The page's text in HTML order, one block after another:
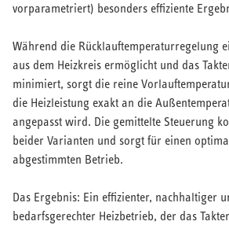
vorparametriert) besonders effiziente
Während die Rücklauftemperaturregelung
aus dem Heizkreis ermöglicht und das
minimiert, sorgt die reine
die Heizleistung exakt an die
angepasst wird. Die gemittelte Steuerung
beider Varianten und sorgt für einen
abgestimmten Betrieb.
Das Ergebnis: Ein effizienter, nachhaltiger
bedarfsgerechter Heizbetrieb, der das